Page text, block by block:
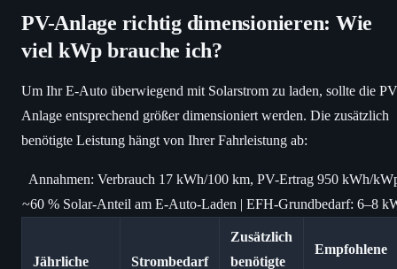
PV-Anlage richtig dimensionieren: Wie
viel kWp brauche ich?
Um Ihr E-Auto überwiegend mit Solarstrom zu laden, sollte die
Anlage entsprechend größer dimensioniert werden. Die zusätzlich
benötigte Leistung hängt von Ihrer Fahrleistung ab:
Annahmen: Verbrauch 17 kWh/100 km, PV-Ertrag 950 kWh/
~60 % Solar-Anteil am E-Auto-Laden | EFH-Grundbedarf: 6–8
Jährliche
Strombedarf
Zusätzlich
benötigte
Empfohlene